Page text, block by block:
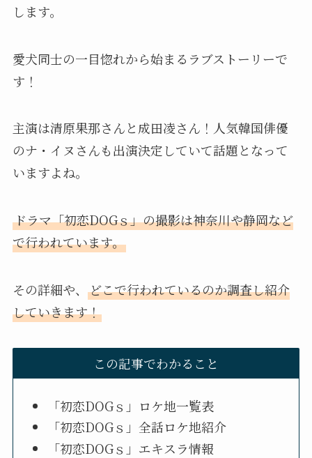
します。
愛犬同士の一目惚れから始まるラブストーリーで
す！
主演は清原果那さんと成田凌さん！人気韓国俳優
のナ・イヌさんも出演決定していて話題となって
いますよね。
ドラマ「初恋DOGｓ」の撮影は神奈川や静岡など
で行われています。
その詳細や、 どこで行われているのか調査し紹介
していきます！
この記事でわかること
「初恋DOGｓ」ロケ地一覧表
「初恋DOGｓ」全話ロケ地紹介
「初恋DOGｓ」エキスラ情報